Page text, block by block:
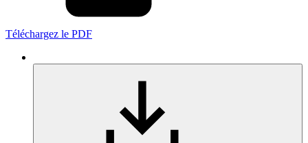
Téléchargez le PDF